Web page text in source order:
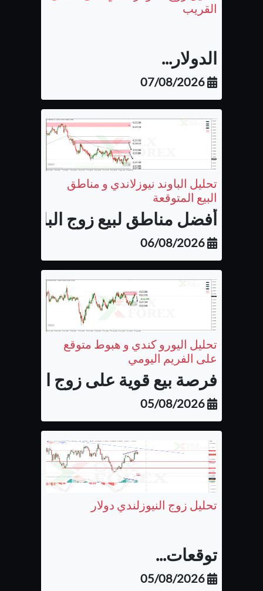
القريب
الدولار...
07/08/2026
تحليل الباوند نيوزلاندي و مناطق
البيع المتوقعة
أفضل مناطق لبيع زوج الباوند
06/08/2026
تحليل اليورو كندي و هبوط متوقع
على الفريم اليومي
فرصة بيع قوية على زوج اليورو
05/08/2026
تحليل زوج النيوزلندي دولار
توقعات...
05/08/2026